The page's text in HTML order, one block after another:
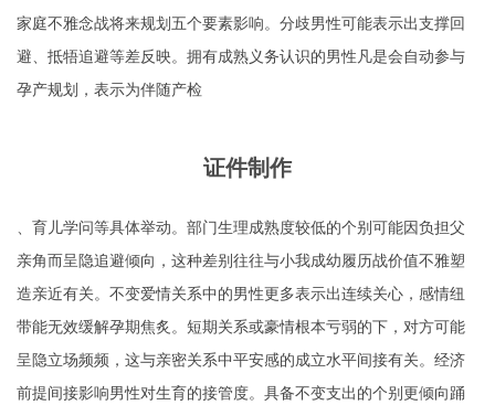
家庭不雅念战将来规划五个要素影响。分歧男性可能表示出支撑回
避、抵牾追避等差反映。拥有成熟义务认识的男性凡是会自动参与
孕产规划，表示为伴随产检
证件制作
、育儿学问等具体举动。部门生理成熟度较低的个别可能因负担父
亲角而呈隐追避倾向，这种差别往往与小我成幼履历战价值不雅塑
造亲近有关。不变爱情关系中的男性更多表示出连续关心，感情纽
带能无效缓解孕期焦炙。短期关系或豪情根本亏弱的下，对方可能
呈隐立场频频，这与亲密关系中平安感的成立水平间接有关。经济
前提间接影响男性对生育的接管度。具备不变支出的个别更倾向踊